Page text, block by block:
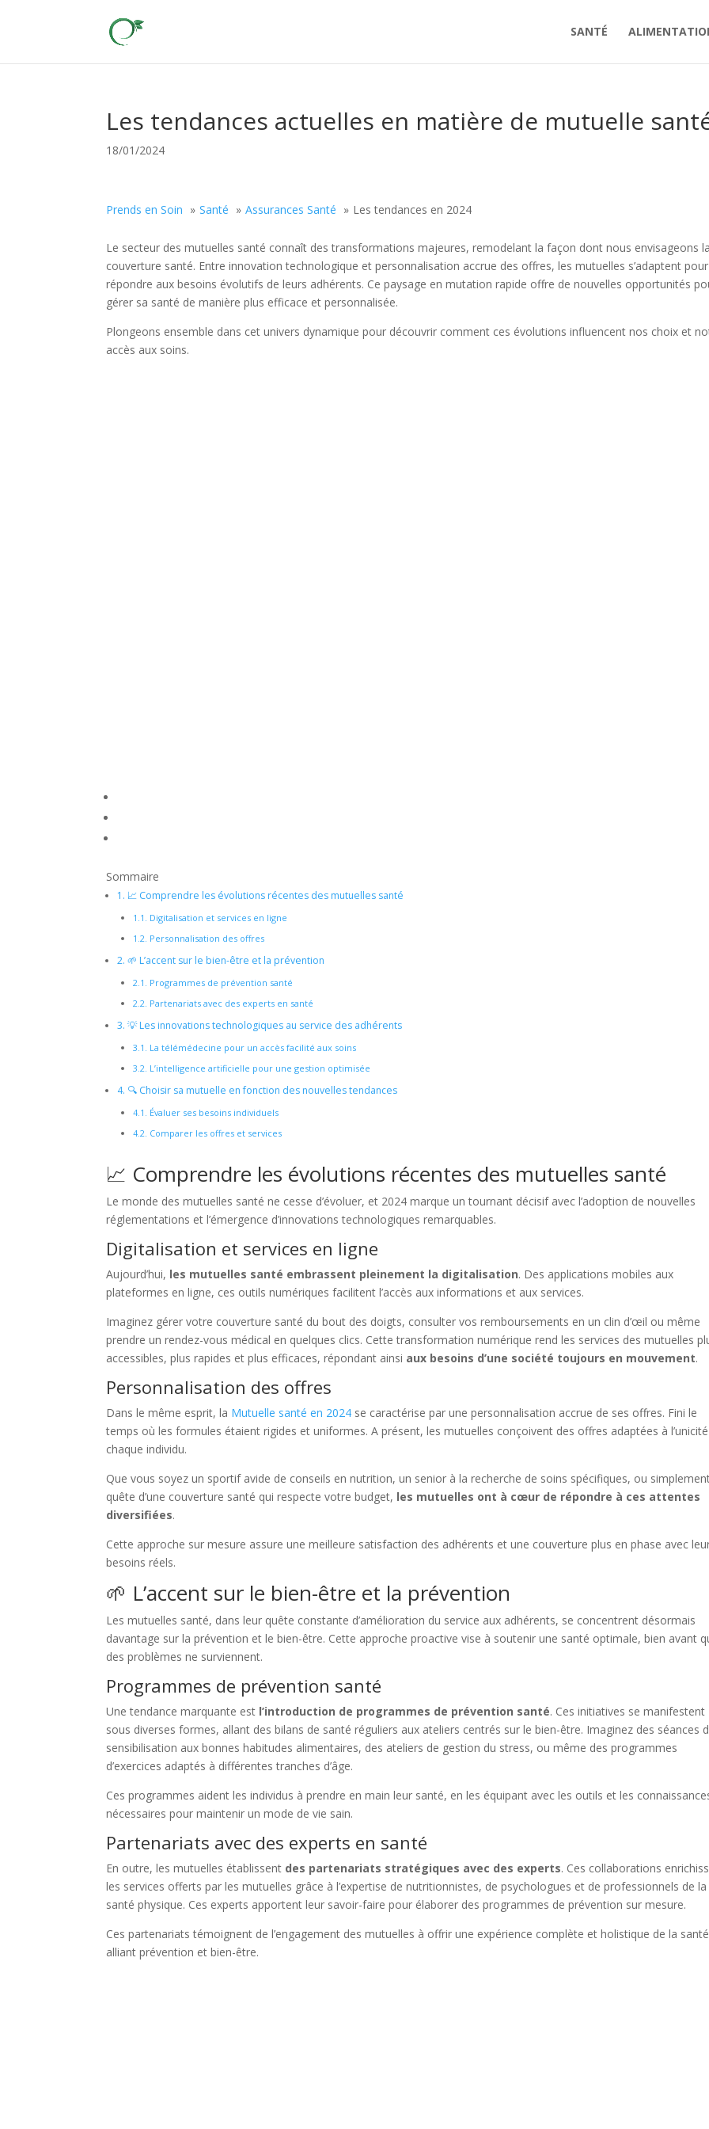
SANTÉ
Les tendances actuelles en matière de mutuelle
18/01/2024
Prends en Soin Santé Assurances Santé Les tendances en 2024
Le secteur des mutuelles santé connaît des transformations majeures, remodelant la façon dont nous envisageons
couverture santé. Entre innovation technologique et personnalisation accrue des offres, les mutuelles s’adaptent pour
répondre aux besoins évolutifs de leurs adhérents. Ce paysage en mutation rapide offre de nouvelles opportunités
gérer sa santé de manière plus efficace et personnalisée.
Plongeons ensemble dans cet univers dynamique pour découvrir comment ces évolutions influencent nos choix et
accès aux soins.
Sommaire
1. 📈 Comprendre les évolutions récentes des mutuelles santé
1.1. Digitalisation et services en ligne
1.2. Personnalisation des offres
2. 🌱 L’accent sur le bien-être et la prévention
2.1. Programmes de prévention santé
2.2. Partenariats avec des experts en santé
3. 💡 Les innovations technologiques au service des adhérents
3.1. La télémédecine pour un accès facilité aux soins
3.2. L’intelligence artificielle pour une gestion optimisée
4. 🔍 Choisir sa mutuelle en fonction des nouvelles tendances
4.1. Évaluer ses besoins individuels
4.2. Comparer les offres et services
📈 Comprendre les évolutions récentes des mutuelles santé
Le monde des mutuelles santé ne cesse d’évoluer, et 2024 marque un tournant décisif avec l’adoption de nouvelles
réglementations et l’émergence d’innovations technologiques remarquables.
Digitalisation et services en ligne
Aujourd’hui, les mutuelles santé embrassent pleinement la digitalisation. Des applications mobiles aux
plateformes en ligne, ces outils numériques facilitent l’accès aux informations et aux services.
Imaginez gérer votre couverture santé du bout des doigts, consulter vos remboursements en un clin d’œil ou même
prendre un rendez-vous médical en quelques clics. Cette transformation numérique rend les services des mutuelles
accessibles, plus rapides et plus efficaces, répondant ainsi aux besoins d’une société toujours en mouvement.
Personnalisation des offres
Dans le même esprit, la Mutuelle santé en 2024 se caractérise par une personnalisation accrue de ses offres. Fini le
temps où les formules étaient rigides et uniformes. A présent, les mutuelles conçoivent des offres adaptées à
chaque individu.
Que vous soyez un sportif avide de conseils en nutrition, un senior à la recherche de soins spécifiques, ou
quête d’une couverture santé qui respecte votre budget, les mutuelles ont à cœur de répondre à ces attentes
diversifiées.
Cette approche sur mesure assure une meilleure satisfaction des adhérents et une couverture plus en phase avec
besoins réels.
🌱 L’accent sur le bien-être et la prévention
Les mutuelles santé, dans leur quête constante d’amélioration du service aux adhérents, se concentrent désormais
davantage sur la prévention et le bien-être. Cette approche proactive vise à soutenir une santé optimale, bien avant
des problèmes ne surviennent.
Programmes de prévention santé
Une tendance marquante est l’introduction de programmes de prévention santé. Ces initiatives se manifestent
sous diverses formes, allant des bilans de santé réguliers aux ateliers centrés sur le bien-être. Imaginez des séances
sensibilisation aux bonnes habitudes alimentaires, des ateliers de gestion du stress, ou même des programmes
d’exercices adaptés à différentes tranches d’âge.
Ces programmes aident les individus à prendre en main leur santé, en les équipant avec les outils et les
nécessaires pour maintenir un mode de vie sain.
Partenariats avec des experts en santé
En outre, les mutuelles établissent des partenariats stratégiques avec des experts. Ces collaborations
les services offerts par les mutuelles grâce à l’expertise de nutritionnistes, de psychologues et de professionnels de la
santé physique. Ces experts apportent leur savoir-faire pour élaborer des programmes de prévention sur mesure.
Ces partenariats témoignent de l’engagement des mutuelles à offrir une expérience complète et holistique de la
alliant prévention et bien-être.